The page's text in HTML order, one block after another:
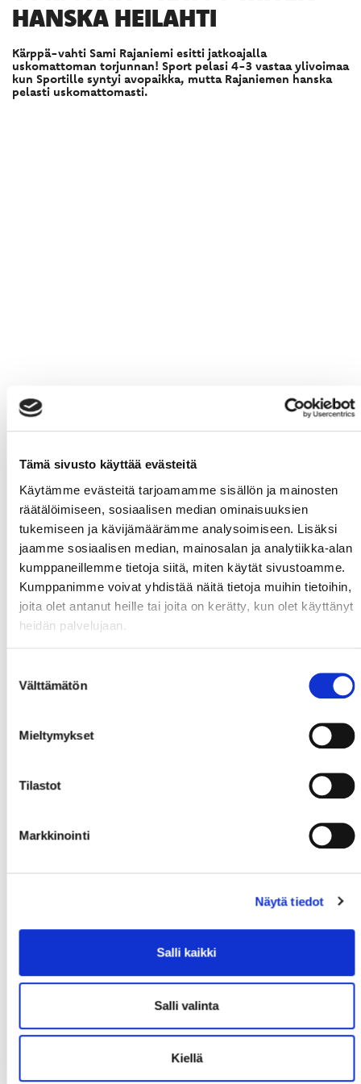
Tämä sivusto käyttää evästeitä
Käytämme evästeitä tarjoamamme sisällön ja mainosten
räätälöimiseen, sosiaalisen median ominaisuuksien
tukemiseen ja kävijämäärämme analysoimiseen. Lisäksi
jaamme sosiaalisen median, mainosalan ja analytiikka-alan
kumppaneillemme tietoja siitä, miten käytät sivustoamme.
Kumppanimme voivat yhdistää näitä tietoja muihin tietoihin,
joita olet antanut heille tai joita on kerätty, kun olet käyttänyt
heidän palvelujaan.
valinta
Välttämätön
Mieltymykset
Tilastot
Markkinointi
Näytä tiedot
Salli kaikki
Salli valinta
Kiellä
HANSKA HEILAHTI
Kärppä-vahti Sami Rajaniemi esitti jatkoajalla
uskomattoman torjunnan! Sport pelasi 4-3 vastaa ylivoimaa
kun Sportille syntyi avopaikka, mutta Rajaniemen hanska
pelasti uskomattomasti.